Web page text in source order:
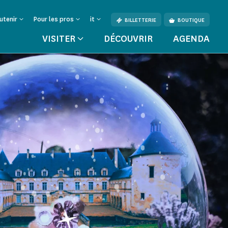
Pour les pros it BILLETTERIE BOUTIQUE
VISITER DÉCOUVRIR AGENDA